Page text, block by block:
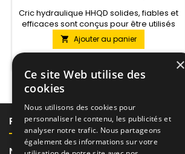
Cric hydraulique HHQD solides, fiables et
efficaces sont conçus pour être utilisés
dans les installations industrielles et dans
les chantiers de construction.
Recommandé pour une utilisation dans
des installations avec toute intensité de
travail. Avantages : levier long
(commodité et efficacité), deux plates-
inférieur),...
 Ajouter au panier
PRODUITS
×
Ce site Web utilise des
cookies
Nous utilisons des cookies pour
personnaliser le contenu, les publicités et
analyser notre trafic. Nous partageons
également des informations sur votre